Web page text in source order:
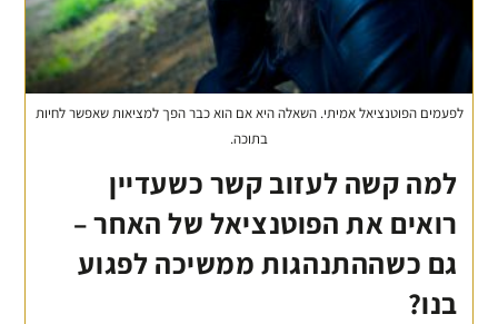
לפעמים הפוטנציאל אמיתי. השאלה היא אם הוא כבר הפך למציאות שאפשר לחיות
בתוכה.
למה קשה לעזוב קשר כשעדיין
רואים את הפוטנציאל של האחר –
גם כשההתנהגות ממשיכה לפגוע
בנו?